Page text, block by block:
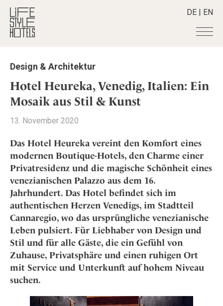
DE | EN
Hotels +
Alle Hotels
Alpine Lifestyle
City
Countryside
Mindful Traveller
New Member
Wellness
Destinationen +
Alle Destinationen
Griechenland
Indien
Indonesien
Italien
Japan
Kroatien
Mexico
Niederlande
Österreich
Portugal
Schweden
Stories +
Alle Stories
Aktiv & Wellness
Culture
Design & Architektur
Eat & Drink
Mindful Traveller
Osterkalender
Persönlichkeiten
Shop +
Alle Produkte
Lifestylehotels BOOK
The Stylemate Magazin/e
Gutschein/Voucher
Smart Traveller
Alle Smart Deals
Smart Traveller
Newsletter Anmeldung
Newsletter
Become a member
+
Member Benefits
Register your Hotel
About us +
Mission Statement
Our Story
Career
Kontakt
Impressum
Design & Architektur
Hotel Heureka, Venedig, Italien: Ein
Mosaik aus Stil & Kunst
13. November 2020
Das Hotel Heureka vereint den Komfort eines
modernen Boutique-Hotels, den Charme einer
Privatresidenz und die magische Schönheit eines
venezianischen Palazzo aus dem 16.
Jahrhundert. Das Hotel befindet sich im
authentischen Herzen Venedigs, im Stadtteil
Cannaregio, wo das ursprüngliche venezianische
Leben pulsiert. Für Liebhaber von Design und
Stil und für alle Gäste, die ein Gefühl von
Zuhause, Privatsphäre und einen ruhigen Ort
mit Service und Unterkunft auf hohem Niveau
suchen.